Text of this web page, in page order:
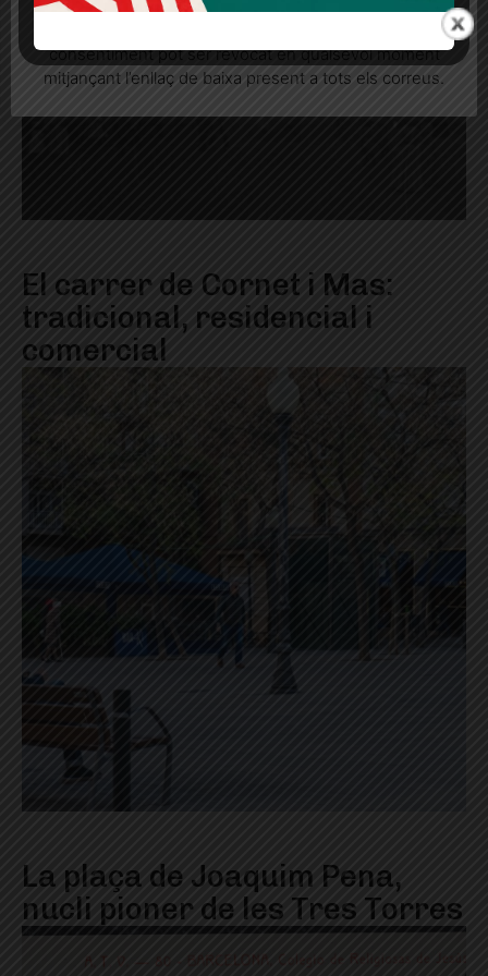
El carrer de Cornet i Mas:
tradicional, residencial i
comercial
La plaça de Joaquim Pena,
nucli pioner de les Tres Torres
seu consentiment explícit per rebre comunicacions
consentiment pot ser revocat en qualsevol moment
mitjançant l’enllaç de baixa present a tots els correus.